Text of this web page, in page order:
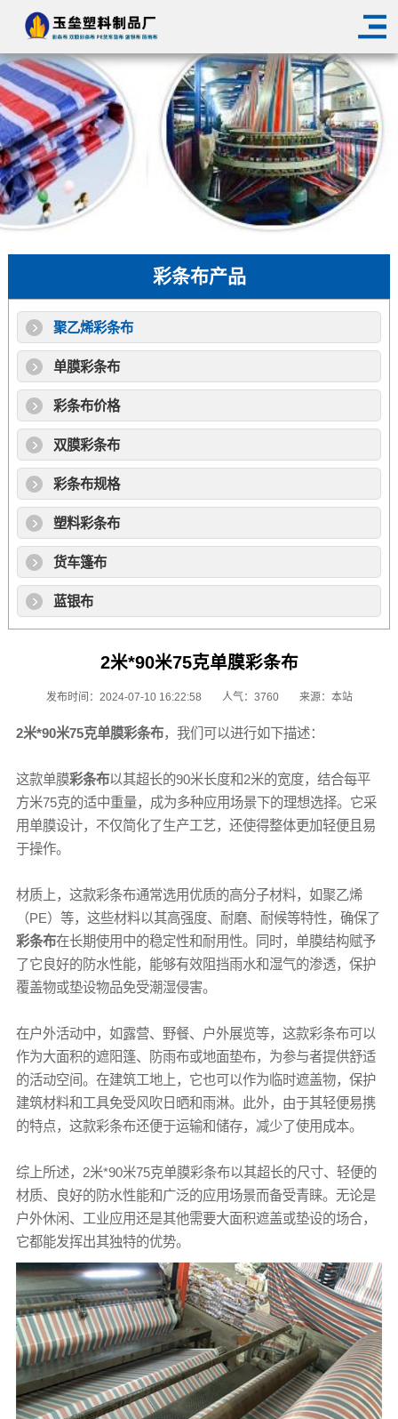
彩条布产品
聚乙烯彩条布
单膜彩条布
彩条布价格
双膜彩条布
彩条布规格
塑料彩条布
货车篷布
蓝银布
2米*90米75克单膜彩条布
发布时间：2024-07-10 16:22:58 人气：3760 来源：本站
2米*90米75克单膜彩条布，我们可以进行如下描述：
这款单膜彩条布以其超长的90米长度和2米的宽度，结合每平
方米75克的适中重量，成为多种应用场景下的理想选择。它采
用单膜设计，不仅简化了生产工艺，还使得整体更加轻便且易
于操作。
材质上，这款彩条布通常选用优质的高分子材料，如聚乙烯
（PE）等，这些材料以其高强度、耐磨、耐候等特性，确保了
彩条布在长期使用中的稳定性和耐用性。同时，单膜结构赋予
了它良好的防水性能，能够有效阻挡雨水和湿气的渗透，保护
覆盖物或垫设物品免受潮湿侵害。
在户外活动中，如露营、野餐、户外展览等，这款彩条布可以
作为大面积的遮阳篷、防雨布或地面垫布，为参与者提供舒适
的活动空间。在建筑工地上，它也可以作为临时遮盖物，保护
建筑材料和工具免受风吹日晒和雨淋。此外，由于其轻便易携
的特点，这款彩条布还便于运输和储存，减少了使用成本。
综上所述，2米*90米75克单膜彩条布以其超长的尺寸、轻便的
材质、良好的防水性能和广泛的应用场景而备受青睐。无论是
户外休闲、工业应用还是其他需要大面积遮盖或垫设的场合，
它都能发挥出其独特的优势。